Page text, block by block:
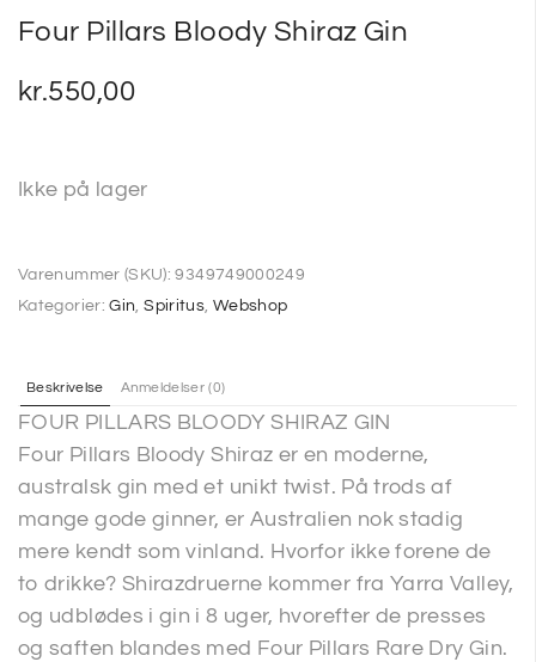
Four Pillars Bloody Shiraz Gin
kr.550,00
Ikke på lager
Varenummer (SKU):9349749000249
Kategorier:Gin ,Spiritus Webshop
Beskrivelse Anmeldelser (0)
FOUR PILLARS BLOODY SHIRAZ GIN
Four Pillars Bloody Shiraz er en moderne,
australsk gin med et unikt twist. På trods af
mange gode ginner, er Australien nok stadig
mere kendt som vinland. Hvorfor ikke forene de
to drikke? Shirazdruerne kommer fra Yarra Valley,
og udblødes i gin i 8 uger, hvorefter de presses
og saften blandes med Four Pillars Rare Dry Gin.